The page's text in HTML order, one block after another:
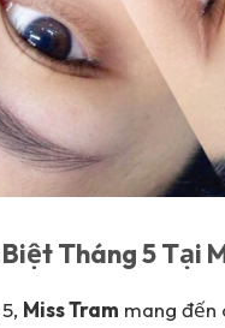
Tháng 5 Tại
Miss Tram mang đến